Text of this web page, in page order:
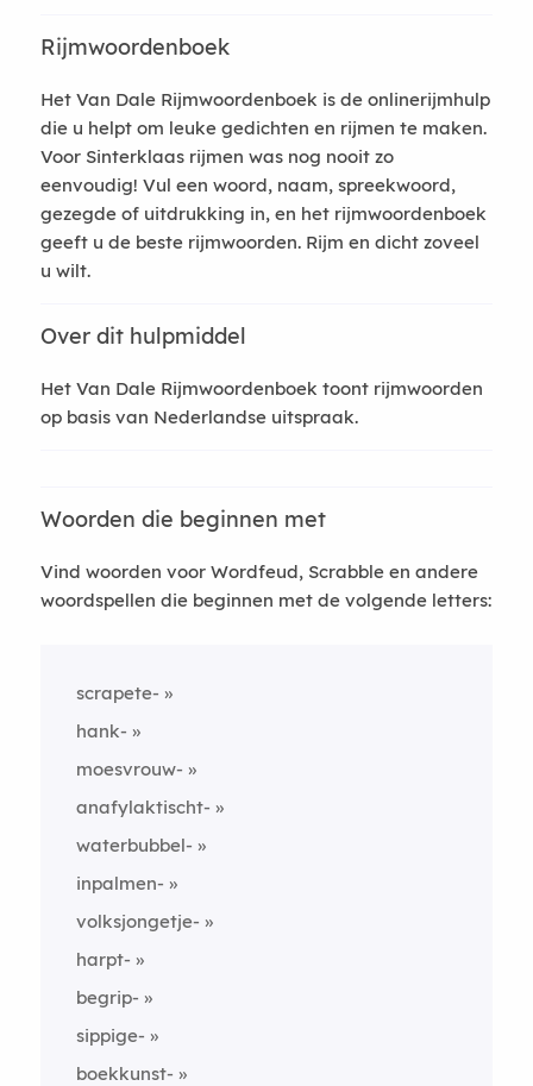
Rijmwoordenboek
Het Van Dale Rijmwoordenboek is de onlinerijmhulp
die u helpt om leuke gedichten en rijmen te maken.
Voor Sinterklaas rijmen was nog nooit zo
eenvoudig! Vul een woord, naam, spreekwoord,
gezegde of uitdrukking in, en het rijmwoordenboek
geeft u de beste rijmwoorden. Rijm en dicht zoveel
u wilt.
Over dit hulpmiddel
Het Van Dale Rijmwoordenboek toont rijmwoorden
op basis van Nederlandse uitspraak.
Woorden die beginnen met
Vind woorden voor Wordfeud, Scrabble en andere
woordspellen die beginnen met de volgende letters:
scrapete-
hank-
moesvrouw-
anafylaktischt-
waterbubbel-
inpalmen-
volksjongetje-
harpt-
begrip-
sippige-
boekkunst-